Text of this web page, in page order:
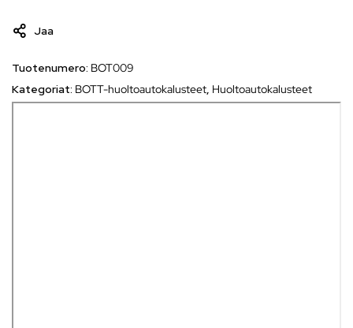
Jaa
Tuotenumero: BOT009
Kategoriat: BOTT-huoltoautokalusteet, Huoltoautokalusteet